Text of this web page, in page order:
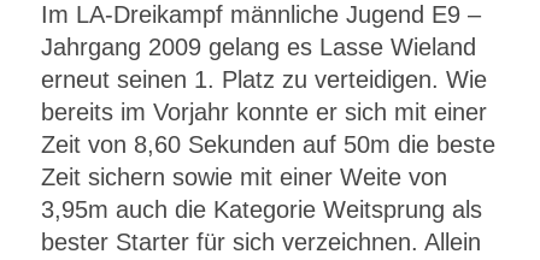
Im LA-Dreikampf männliche Jugend E9 –
Jahrgang 2009 gelang es Lasse Wieland
erneut seinen 1. Platz zu verteidigen. Wie
bereits im Vorjahr konnte er sich mit einer
Zeit von 8,60 Sekunden auf 50m die beste
Zeit sichern sowie mit einer Weite von
3,95m auch die Kategorie Weitsprung als
bester Starter für sich verzeichnen. Allein